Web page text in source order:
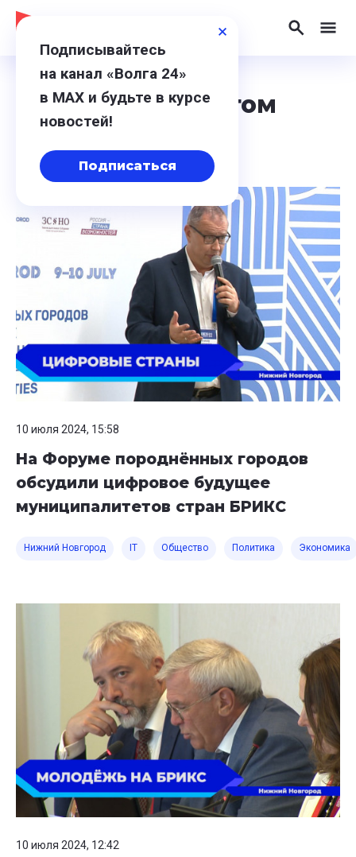
Материалы с тегом
«Политика»
10 июля 2024, 15:58
На Форуме породнённых городов
обсудили цифровое будущее
муниципалитетов стран БРИКС
Нижний Новгород IT Общество Политика Экономика
10 июля 2024, 12:42
Подписывайтесь
на канал «Волга 24»
в МАХ и будьте в курсе
новостей!
Подписаться